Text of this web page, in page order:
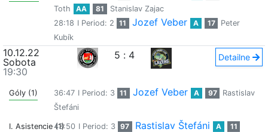
Toth
AA 81
Stanislav Zajac
28:18 I Period: 2 11 Jozef Veber A 17
Peter
Kubík
10.12.22
Sobota
19:30
5 : 4 Detailne
Góly (1) 36:47 I Period: 3 11 Jozef Veber A 97
Rastislav
Štefáni
I. Asistencie (1)43:50 I Period: 3 97 Rastislav Štefáni A
11